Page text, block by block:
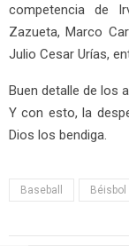
competencia de
Zazueta, Marco
Julio Cesar Urías,
Buen detalle de los
Y con esto, la
Dios los bendiga.
Baseball Béisbol